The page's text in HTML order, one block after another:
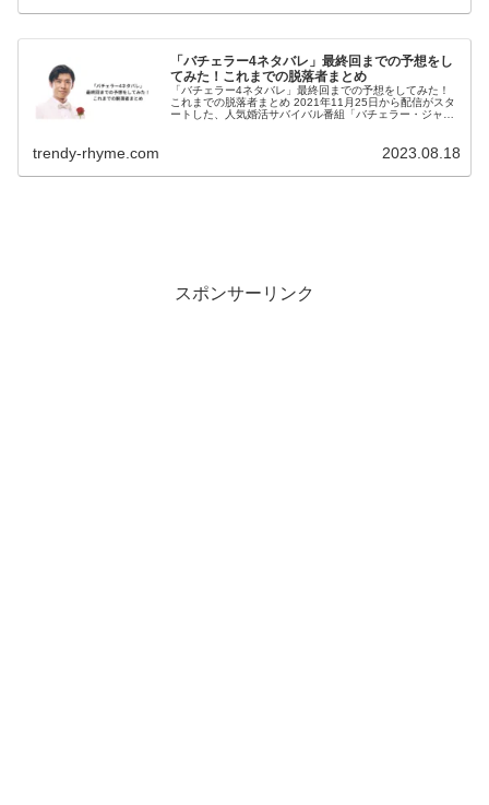
「バチェラー4ネタバレ」最終回までの予想をし
てみた！これまでの脱落者まとめ
「バチェラー4ネタバレ」最終回までの予想をしてみた！
これまでの脱落者まとめ 2021年11月25日から配信がスタ
ートした、人気婚活サバイバル番組「バチェラー・ジャパ
trendy-rhyme.com 2023.08.18
スポンサーリンク